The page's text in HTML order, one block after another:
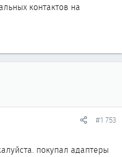
контактов на
#1 753
покупал адаптеры